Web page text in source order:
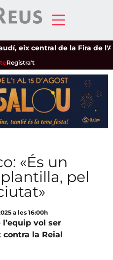
eix central de la Fira de
Registra't
«És un
pel
a les 16:00h
vol ser
la Reial